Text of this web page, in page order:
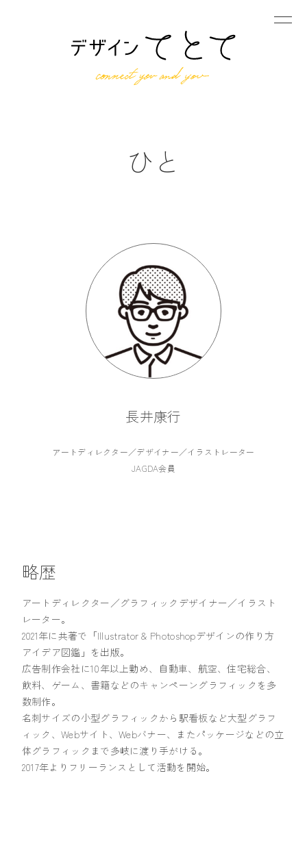
ひと
できること
ひとこと
ひと
長井康行
アートディレクター／デザイナー／イラストレーター
JAGDA会員
略歴
アートディレクター／グラフィックデザイナー／イラスト
レーター。
2021年に共著で「Illustrator & Photoshopデザインの作り方
アイデア図鑑」を出版。
広告制作会社に10年以上勤め、自動車、航空、住宅総合、
飲料、ゲーム、書籍などのキャンペーングラフィックを多
数制作。
名刺サイズの小型グラフィックから駅看板など大型グラフ
ィック、Webサイト、Webバナー、またパッケージなどの立
体グラフィックまで多岐に渡り手がける。
2017年よりフリーランスとして活動を開始。